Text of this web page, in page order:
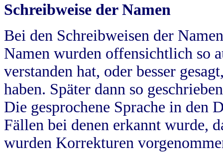
Schreibweise der Namen
Bei den Schreibweisen der
Namen wurden offensichtlich so
verstanden hat, oder besser
haben. Später dann so
Die gesprochene Sprache in
Fällen bei denen erkannt wurde,
wurden Korrekturen